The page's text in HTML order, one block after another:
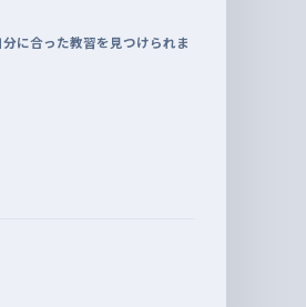
に合った教習を見つけられま